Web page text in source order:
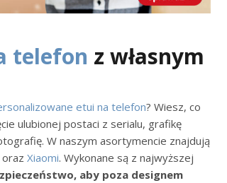
telefon z własnym
etui na telefon? Wiesz, co
ulubionej postaci z serialu, grafikę
W naszym asortymencie znajdują
oraz Xiaomi. Wykonane są z najwyższej
aby poza designem